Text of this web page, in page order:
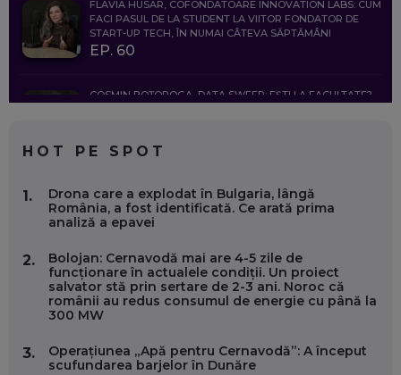
FLAVIA HUSAR, COFONDATOARE INNOVATION LABS: CUM
FACI PASUL DE LA STUDENT LA VIITOR FONDATOR DE
START-UP TECH, ÎN NUMAI CÂTEVA SĂPTĂMÂNI
EP. 60
COSMIN BOȚOROGA, DATA SWEEP: EȘTI LA FACULTATE?
FOLOSEȘTI TEHNOLOGIA CA SĂ FII MAI BUN LA JOB. ȘI CUM
SE VA SCHIMBA MUNCA, ÎN URMĂTORII ANI
EP. 58
MARIUS PAȘCULEA, COFONDATOR AL KULTH: CUM
FOLOSEȘTI TEHNOLOGIA CA SĂ ÎȚI DESCHIZI DRUMUL
CĂTRE ARTĂ, LA NIVEL GLOBAL
EP. 57
ANDREI AVĂDANEI, BIT SENTINEL: CUM ÎȚI PROTEJEZI
HOT PE SPOT
1.
Drona care a explodat în Bulgaria, lângă
România, a fost identificată. Ce arată prima
analiză a epavei
2.
Bolojan: Cernavodă mai are 4-5 zile de
funcționare în actualele condiții. Un proiect
salvator stă prin sertare de 2-3 ani. Noroc că
românii au redus consumul de energie cu până la
300 MW
3.
Operațiunea „Apă pentru Cernavodă”: A început
scufundarea barjelor în Dunăre